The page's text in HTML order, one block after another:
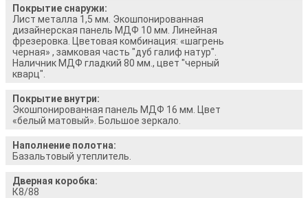
Покрытие снаружи:
Лист металла 1,5 мм. Экошпонированная
дизайнерская панель МДФ 10 мм. Линейная
фрезеровка. Цветовая комбинация: «шагрень
черная» , замковая часть "дуб галиф натур".
Наличник МДФ гладкий 80 мм., цвет "черный
кварц".
Покрытие внутри:
Экошпонированная панель МДФ 16 мм. Цвет
«белый матовый». Большое зеркало.
Наполнение полотна:
Базальтовый утеплитель.
Дверная коробка:
К8/88